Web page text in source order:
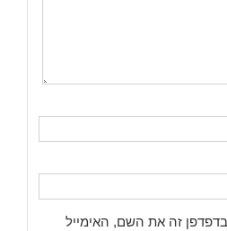
זה את השם, האימייל